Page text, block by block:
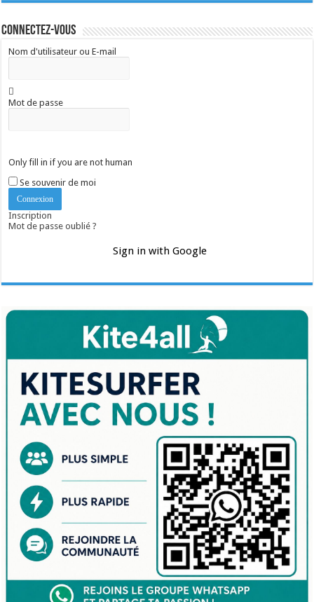
Connectez-vous
Nom d'utilisateur ou E-mail
Mot de passe
Only fill in if you are not human
Se souvenir de moi
Inscription
Mot de passe oublié ?
Sign in with Google